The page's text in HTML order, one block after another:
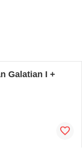
Galatian I +